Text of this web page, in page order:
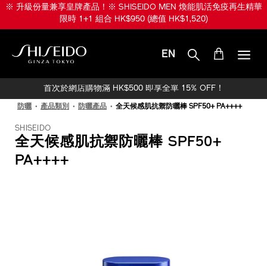
跳※ 升級份量兼享皇牌產品！※ SHISEIDO MEN 煥能肌活免疫再生精華
限時 1+1 組合 HK$950 (總值 HK$1,520)
EN
首次於網店購物滿 HK$500 即享全單 15% OFF！
防曬 產品類別 防曬產品 全天候感肌抗禦防曬棒 SPF50+ PA++++
SHISEIDO
全天候感肌抗禦防曬棒 SPF50+
PA++++